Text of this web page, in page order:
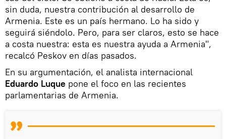
sin duda, nuestra contribución al desarrollo de
Armenia. Este es un país hermano. Lo ha sido y
seguirá siéndolo. Pero, para ser claros, esto se hace
a costa nuestra: esta es nuestra ayuda a Armenia",
recalcó Peskov en días pasados.
En su argumentación, el analista internacional
Eduardo Luque pone el foco en las recientes
parlamentarias de Armenia.